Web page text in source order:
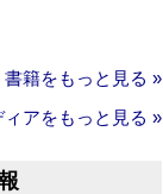
書籍をもっと見る »
ィアをもっと見る »